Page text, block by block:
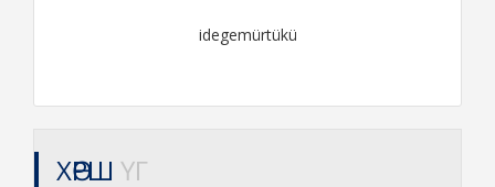
idegemürtükü
ХӨРШ ҮГ